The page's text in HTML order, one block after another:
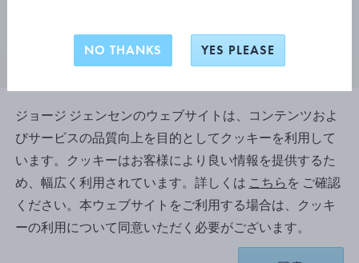
GEORG JENSEN SIGNATURE
DIAMONDS ペンダント
18Kイエローゴールド, ダイヤモンド, 0.05 CT.
お取り寄せのため、納品まで約1-2 週間かかります。
ジョージ ジェンセンのウェブサイトは、コンテンツおよ
びサービスの品質向上を目的としてクッキーを利用して
います。クッキーはお客様により良い情報を提供するた
め、幅広く利用されています。詳しくは こちらを ご確認
ください。本ウェブサイトをご利用する場合は、クッキ
ーの利用について同意いただく必要がございます。
NO THANKS YES PLEASE